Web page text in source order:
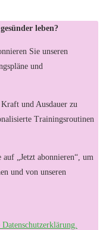
leben?
Sie unseren
und
und Ausdauer zu
Trainingsroutinen
„Jetzt abonnieren“, um
und von unseren